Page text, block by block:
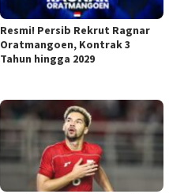
Resmi! Persib Rekrut Ragnar
Oratmangoen, Kontrak 3
Tahun hingga 2029